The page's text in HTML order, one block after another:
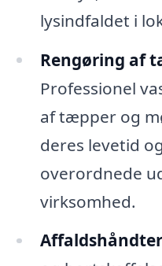
lysindfaldet i
Rengøring af
Professionel
af tæpper og
deres levetid
overordnede
virksomhed.